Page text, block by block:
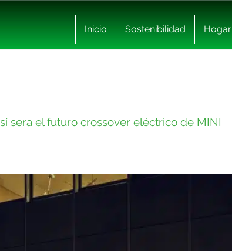
Inicio Sostenibilidad Hogar
sera el futuro crossover eléctrico de MINI